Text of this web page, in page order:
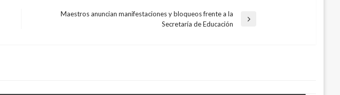
Maestros anuncian manifestaciones y bloqueos frente a la
Secretaría de Educación